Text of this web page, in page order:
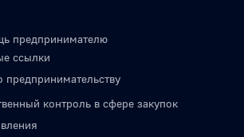
предпринимателю
ссылки
предпринимательству
контроль в сфере закупок